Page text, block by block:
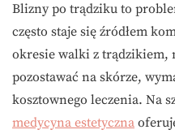
Blizny po trądziku to
często staje się źródłem
okresie walki z trądzikiem,
pozostawać na skórze,
kosztownego leczenia. Na
medycyna estetyczna